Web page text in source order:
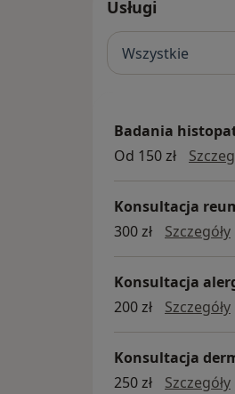
Usługi
Wszystkie
Badania
Od 150 zł
Konsultacja
300 zł
Szczegóły
Konsultacja
200 zł
Szczegóły
Konsultacja
250 zł
Szczegóły